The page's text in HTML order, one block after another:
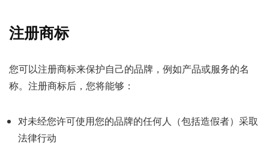
注册商标
您可以注册商标来保护自己的品牌，例如产品或服务的名
称。注册商标后，您将能够：
对未经您许可使用您的品牌的任何人（包括造假者）采取
法律行动